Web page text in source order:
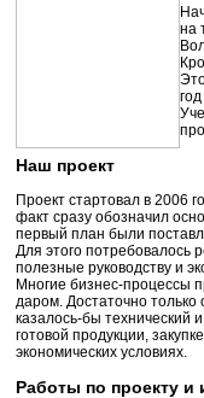
на
Наш проект
Проект стартовал в 2006
факт сразу обозначил
первый план были
Для этого потребовалось
полезные руководству и
Многие бизнес-процессы
даром. Достаточно
казалось-бы технический
готовой продукции,
экономических условиях.
Работы по проекту и